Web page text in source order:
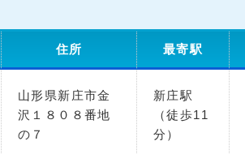
住所 最寄駅
山形県新庄市金
沢１８０８番地
の７
新庄駅
（徒歩11
分）